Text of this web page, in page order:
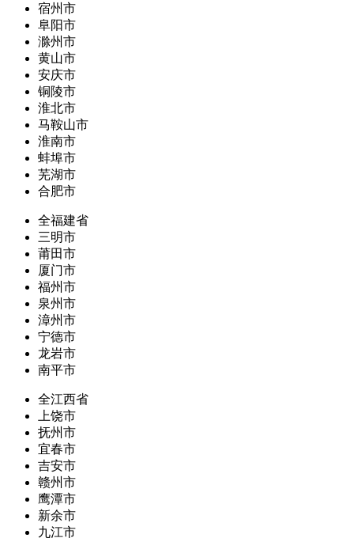
宿州市
阜阳市
滁州市
黄山市
安庆市
铜陵市
淮北市
马鞍山市
淮南市
蚌埠市
芜湖市
合肥市
全福建省
三明市
莆田市
厦门市
福州市
泉州市
漳州市
宁德市
龙岩市
南平市
全江西省
上饶市
抚州市
宜春市
吉安市
赣州市
鹰潭市
新余市
九江市